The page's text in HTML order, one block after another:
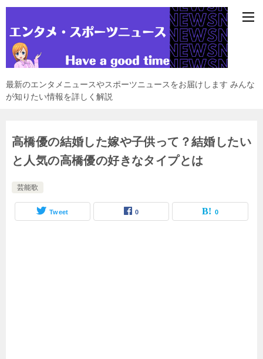
最新のエンタメニュースやスポーツニュースをお届けします みんな
が知りたい情報を詳しく解説
高橋優の結婚した嫁や子供って？結婚したい
と人気の高橋優の好きなタイプとは
芸能歌
Tweet 0 0